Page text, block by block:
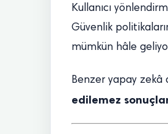
Kullanıcı
Güvenlik
mümkün hâle
Benzer yapay zekâ
edilemez